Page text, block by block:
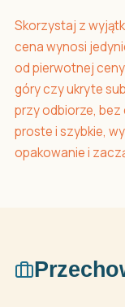
Skorzystaj z
cena wynosi
od pierwotnej ceny
góry czy ukryte
przy odbiorze,
proste i szybkie,
opakowanie i